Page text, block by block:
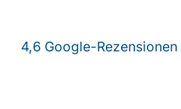
4,6 Google-Rezensionen